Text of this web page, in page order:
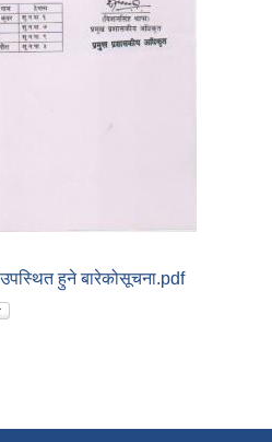
उपस्थित हुने बारेकोसूचना.pdf